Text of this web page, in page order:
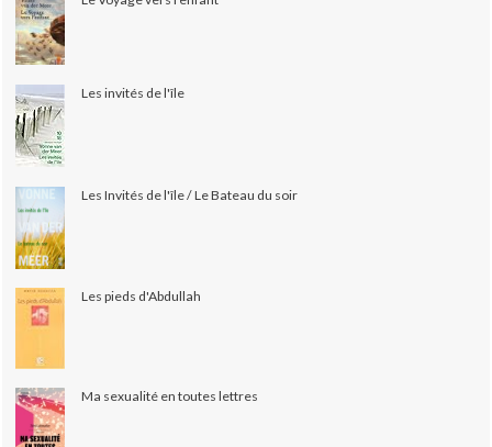
Les invités de l'île
Les Invités de l'île / Le Bateau du soir
Les pieds d'Abdullah
Ma sexualité en toutes lettres